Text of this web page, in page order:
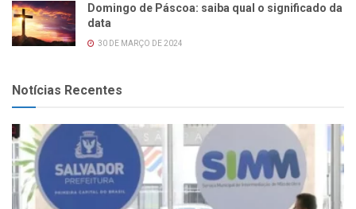
Domingo de Páscoa: saiba qual o significado da
data
30 DE MARÇO DE 2024
Notícias Recentes